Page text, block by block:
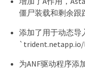
僵尸装载和剩余跟
添加了用于动态导
为ANF驱动程序添